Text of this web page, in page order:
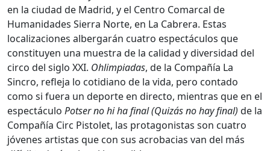
en la ciudad de Madrid, y el Centro Comarcal de
Humanidades Sierra Norte, en La Cabrera. Estas
localizaciones albergarán cuatro espectáculos que
constituyen una muestra de la calidad y diversidad del
circo del siglo XXI. Ohlimpiadas, de la Compañía La
Sincro, refleja lo cotidiano de la vida, pero contado
como si fuera un deporte en directo, mientras que en el
espectáculo Potser no hi ha final (Quizás no hay final) de la
Compañía Circ Pistolet, las protagonistas son cuatro
jóvenes artistas que con sus acrobacias van del más